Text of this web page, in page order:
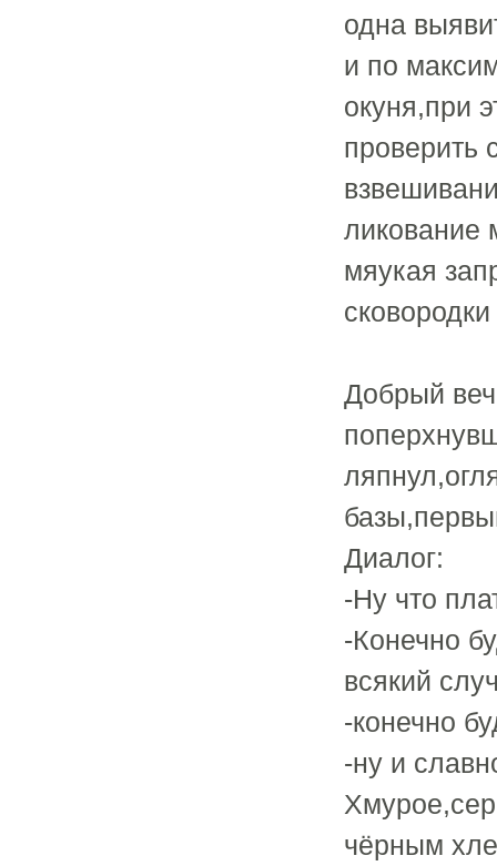
одна
и по
окуня,при
проверить
ликование
мяукая
Добрый
Диалог:
-Ну что
-Конечно
всякий
-конечно
-ну и
чёрным